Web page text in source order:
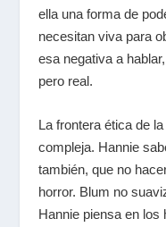
ella una forma de
necesitan viva para
esa negativa a
pero real.
La frontera ética de
compleja. Hannie
también, que no
horror. Blum no
Hannie piensa en